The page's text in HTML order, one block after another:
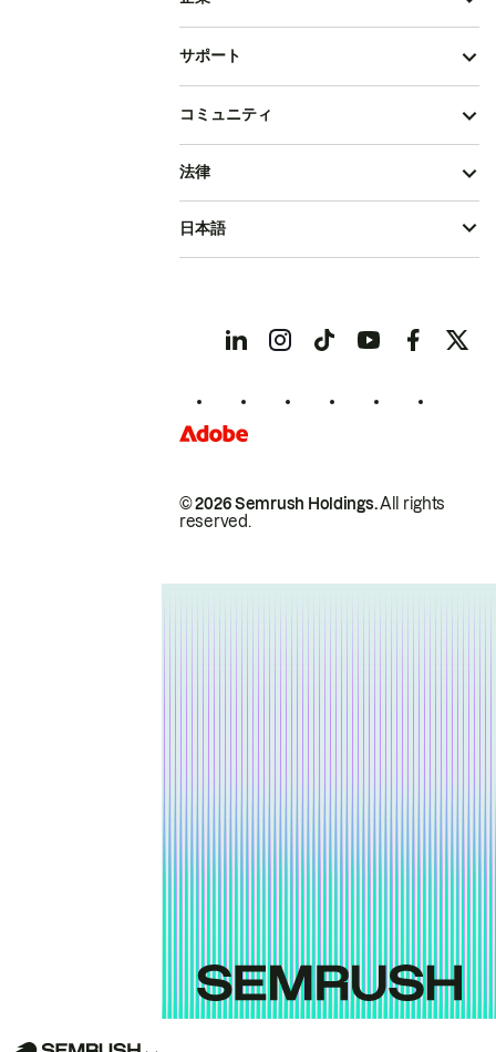
サポート
コミュニティ
© 2026 Semrush Holdings.All rights
reserved.
法律
日本語